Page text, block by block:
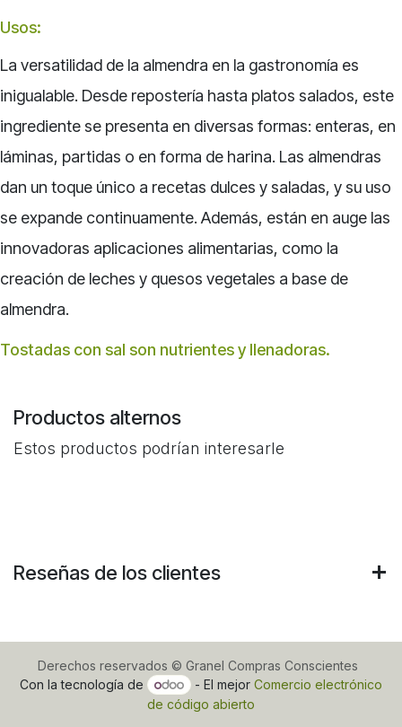
Usos:
La versatilidad de la almendra en la gastronomía es
inigualable. Desde repostería hasta platos salados, este
ingrediente se presenta en diversas formas: enteras, en
láminas, partidas o en forma de harina. Las almendras
dan un toque único a recetas dulces y saladas, y su uso
se expande continuamente. Además, están en auge las
innovadoras aplicaciones alimentarias, como la
creación de leches y quesos vegetales a base de
almendra.
Tostadas con sal son nutrientes y llenadoras.
Productos alternos
Estos productos podrían interesarle
Reseñas de los clientes
Derechos reservados © Granel Compras Conscientes
Con la tecnología de
- El mejor Comercio electrónico
de código abierto